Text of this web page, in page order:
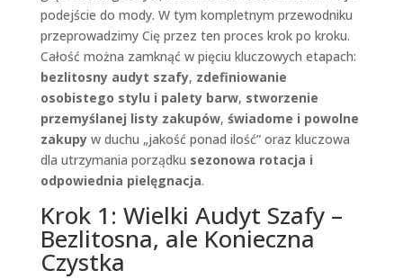
podejście do mody. W tym kompletnym przewodniku
przeprowadzimy Cię przez ten proces krok po kroku.
Całość można zamknąć w pięciu kluczowych etapach:
bezlitosny audyt szafy, zdefiniowanie
osobistego stylu i palety barw, stworzenie
przemyślanej listy zakupów, świadome i powolne
zakupyw duchu „jakość ponad ilość” oraz kluczowa
dla utrzymania porządku sezonowa rotacja i
odpowiednia pielęgnacja.
Krok 1: Wielki Audyt Szafy –
Bezlitosna, ale Konieczna
Czystka